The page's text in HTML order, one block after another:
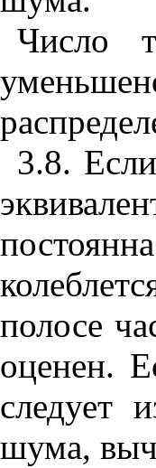
Число
3.8.
полосе
оценен.
следует
шума,